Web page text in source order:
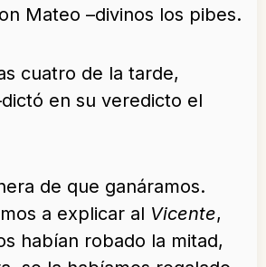
Mateo –divinos los pibes.
cuatro de la tarde,
en su veredicto el
de que ganáramos.
a explicar al Vicente,
habían robado la mitad,